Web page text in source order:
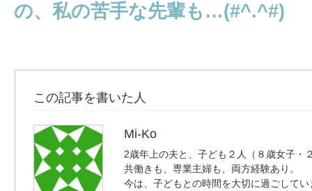
の、私の苦手な先輩も…(#^.^#)
この記事を書いた人
Mi-Ko
2歳年上の夫と、子ども２人（８歳女子・
共働きも、専業主婦も、両方経験あり。
今は、子どもとの時間を大切に過ごしてい